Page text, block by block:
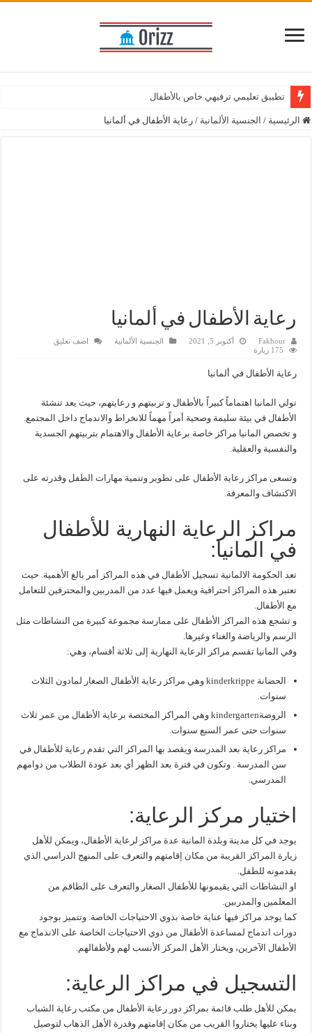
تطبيق تعليمي ترفيهي خاص بالأطفال
تطبيق مميز للاستفسار عن الضريبة في المانياالرئيسية / الجنسية الألمانية / رعاية الأطفال في ألمانيا
رعاية الأطفال في ألمانيا
Fakhour أكتوبر 5, 2021 الجنسية الألمانية
اضف تعليق
175 زيارة
رعاية الأطفال في ألمانيا
تولي المانيا اهتماماً كبيراً بالأطفال و تربيتهم و رعايتهم، حيث يعد تنشئة
الأطفال في بيئة سليمة وصحية أمراً مهماً للانخراط والاندماج داخل المجتمع.
و تخصص المانيا مراكز خاصة برعاية الأطفال والاهتمام بتربيتهم الجسدية
والنفسية والعقلية.
وتسعى مراكز رعاية الأطفال على تطوير وتنمية مهارات الطفل وقدرته على
الاكتشاف والمعرفة.
مراكز الرعاية النهارية للأطفال
في المانيا:
تعد الحكومة الالمانية تسجيل الأطفال في هذه المراكز أمر بالغ الأهمية. حيث
تعتبر هذه المراكز احترافية ويعمل فيها عدد من المدربين والمحترفين للتعامل
مع الأطفال.
و تشجع هذه المراكز الأطفال على ممارسة مجموعة كبيرة من النشاطات مثل
الرسم والرياضة والغناء وغيرها.
وفي المانيا تقسم مراكز الرعاية النهارية إلى ثلاثة أقسام، وهي:
الحضانة kinderkrippe وهي مراكز رعاية الأطفال الصغار لمادون الثلاث
سنوات.
الروضةkindergarten وهي المراكز المختصة برعاية الأطفال من عمر ثلاث
سنوات حتى عمر السبع سنوات.
مراكز رعاية بعد المدرسة ويقصد بها المراكز التي تقدم رعاية للأطفال في
سن المدرسة . وتكون في فترة بعد الظهر أي بعد عودة الطلاب من دوامهم
المدرسي.
اختيار مركز الرعاية:
يوجد في كل مدينة وبلدة المانية عدة مراكز لرعاية الأطفال، ويمكن للأهل
زيارة المراكز القريبة من مكان إقامتهم والتعرف على المنهج الدراسي الذي
يقدمونه للطفل.
او النشاطات التي يقيمونها للأطفال الصغار والتعرف على الطاقم من
المعلمين والمدربين.
كما يوجد مراكز فيها عناية خاصة بذوي الاحتياجات الخاصة. وتتميز بوجود
دورات اندماج لمساعدة الأطفال من ذوي الاحتياجات الخاصة على الاندماج مع
الأطفال الآخرين، ويختار الأهل المركز الأنسب لهم ولأطفالهم.
التسجيل في مراكز الرعاية:
يمكن للأهل طلب قائمة بمراكز دور رعاية الأطفال من مكتب رعاية الشباب
وبناء عليها يختاروا القريب من مكان إقامتهم وقدرة الأهل الذهاب لتوصيل